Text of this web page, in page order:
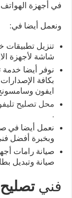
في أجهزة
ونعمل أيضا في:
تنزيل تطبيقات
شاشة لأجهزة
نوفر أيضا خدمة
بكافة
ايفون
محل تصليح
.
نعمل أيضا في
وبخبرة أفضل
صيانة رامات
صيانة وتبديل
فني